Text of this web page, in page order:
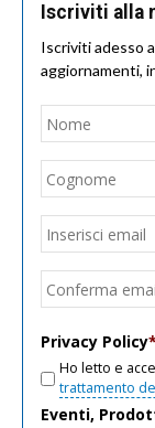
Iscriviti alla
Iscriviti adesso
aggiornamenti,
Nome
Email
Privacy Policy*
Ho letto e
trattamento
Eventi,